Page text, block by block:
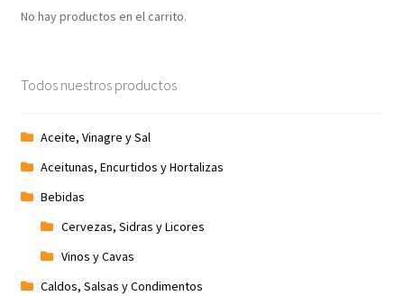
No hay productos en el carrito.
Todos nuestros productos
Aceite, Vinagre y Sal
Aceitunas, Encurtidos y Hortalizas
Bebidas
Cervezas, Sidras y Licores
Vinos y Cavas
Caldos, Salsas y Condimentos